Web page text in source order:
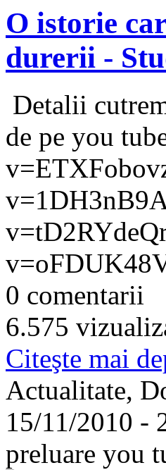
O istorie
durerii -
Detalii
de pe you
0 comentarii
6.575
Citeşte mai
Actualitate,
15/11/2010 -
preluare you